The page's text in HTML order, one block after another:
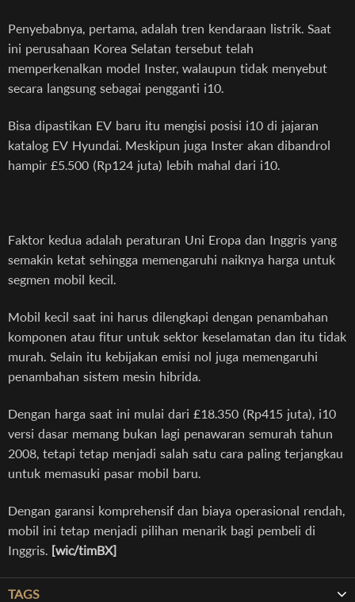
Penyebabnya, pertama, adalah tren kendaraan listrik. Saat
ini perusahaan Korea Selatan tersebut telah
memperkenalkan model Inster, walaupun tidak menyebut
secara langsung sebagai pengganti i10.
Bisa dipastikan EV baru itu mengisi posisi i10 di jajaran
katalog EV Hyundai. Meskipun juga Inster akan dibandrol
hampir £5.500 (Rp124 juta) lebih mahal dari i10.
Faktor kedua adalah peraturan Uni Eropa dan Inggris yang
semakin ketat sehingga memengaruhi naiknya harga untuk
segmen mobil kecil.
Mobil kecil saat ini harus dilengkapi dengan penambahan
komponen atau fitur untuk sektor keselamatan dan itu tidak
murah. Selain itu kebijakan emisi nol juga memengaruhi
penambahan sistem mesin hibrida.
Dengan harga saat ini mulai dari £18.350 (Rp415 juta), i10
versi dasar memang bukan lagi penawaran semurah tahun
2008, tetapi tetap menjadi salah satu cara paling terjangkau
untuk memasuki pasar mobil baru.
Dengan garansi komprehensif dan biaya operasional rendah,
mobil ini tetap menjadi pilihan menarik bagi pembeli di
Inggris. [wic/timBX]
TAGS